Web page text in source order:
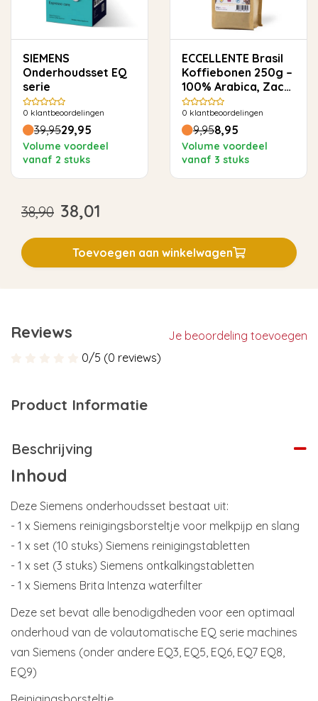
SIEMENS
Onderhoudsset EQ
serie
0 klantbeoordelingen
39,9529,95
Volume voordeel
vanaf 2 stuks
ECCELLENTE Brasil
Koffiebonen 250g –
100% Arabica, Zacht
& Rond
0 klantbeoordelingen
9,958,95
Volume voordeel
vanaf 3 stuks
38,90 38,01
Toevoegen aan winkelwagen
Reviews
Je beoordeling toevoegen
0/5 (0 reviews)
Product Informatie
Beschrijving
Inhoud
Deze Siemens onderhoudsset bestaat uit:
- 1 x Siemens reinigingsborsteltje voor melkpijp en slang
- 1 x set (10 stuks) Siemens reinigingstabletten
- 1 x set (3 stuks) Siemens ontkalkingstabletten
- 1 x Siemens Brita Intenza waterfilter
Deze set bevat alle benodigdheden voor een optimaal
onderhoud van de volautomatische EQ serie machines
van Siemens (onder andere EQ3, EQ5, EQ6, EQ7 EQ8,
EQ9)